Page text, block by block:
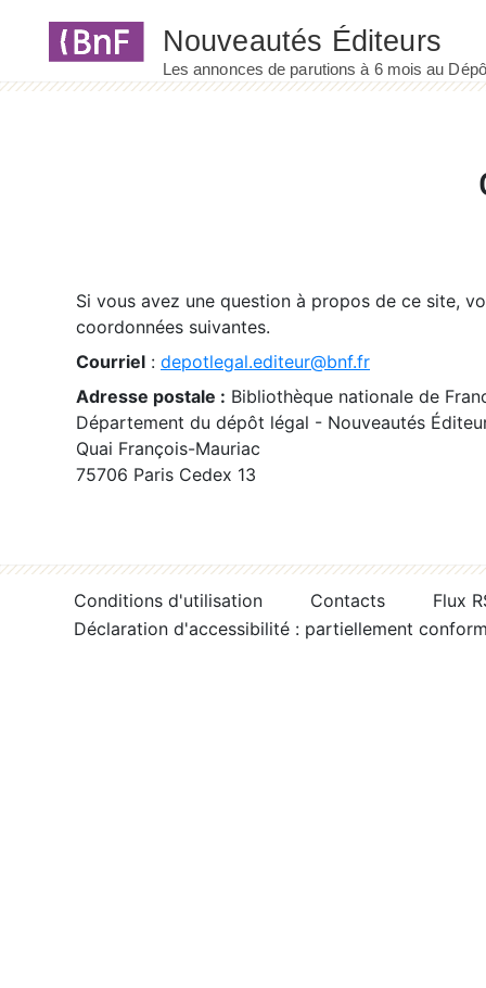
Si vous avez une question à propos de ce site,
coordonnées suivantes.
Courriel : depotlegal.editeur@bnf.fr
Adresse postale : Bibliothèque nationale de
Département du dépôt légal - Nouveautés
Quai François-Mauriac
75706 Paris Cedex 13
Conditions d'utilisation Contacts
Flux
Déclaration d'accessibilité : partiellement